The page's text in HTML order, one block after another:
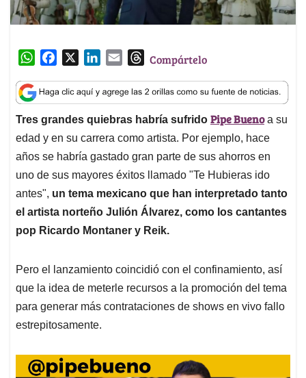
W
a
t
s
A
p
p
c
e
b
o
o
k
n
k
e
d
I
n
a
i
l
T
r
e
a
d
s
Compártelo
Tres grandes quiebras habría sufrido Pipe Buenoa su
edad y en su carrera como artista. Por ejemplo, hace
años se habría gastado gran parte de sus ahorros en
uno de sus mayores éxitos llamado "Te Hubieras ido
antes", un tema mexicano que han interpretado tanto
el artista norteño Julión Álvarez, como los cantantes
pop Ricardo Montaner y Reik.
Pero el lanzamiento coincidió con el confinamiento, así
que la idea de meterle recursos a la promoción del tema
para generar más contrataciones de shows en vivo fallo
estrepitosamente.